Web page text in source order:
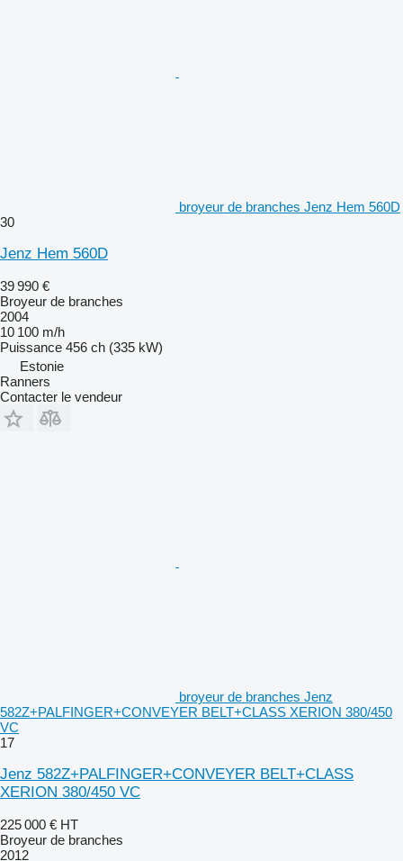
broyeur de branches Jenz Hem 560D
30
Jenz Hem 560D
39 990 €
Broyeur de branches
2004
10 100 m/h
Puissance 456 ch (335 kW)
Estonie
Ranners
Contacter le vendeur
broyeur de branches Jenz
582Z+PALFINGER+CONVEYER BELT+CLASS XERION 380/450
VC
17
Jenz 582Z+PALFINGER+CONVEYER BELT+CLASS
XERION 380/450 VC
225 000 € HT
Broyeur de branches
2012